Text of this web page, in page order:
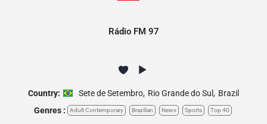
Rádio FM 97
Country: Sete de Setembro, Rio Grande do Sul , Brazil
Genres :
Adult Contemporary Brazilian News Sports Top 40